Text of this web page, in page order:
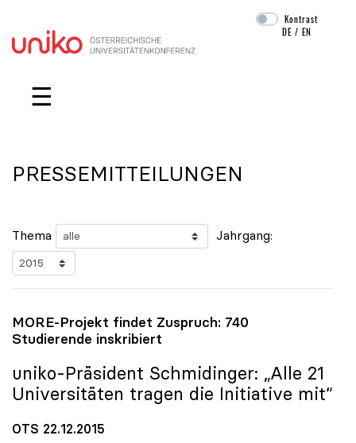
Navigation überspringen
Kontrast
DE /EN
☰
PRESSEMITTEILUNGEN
Thema Jahrgang:
MORE-Projekt findet Zuspruch: 740
Studierende inskribiert
uniko-Präsident Schmidinger: „Alle 21
Universitäten tragen die Initiative mit“
OTS 22.12.2015